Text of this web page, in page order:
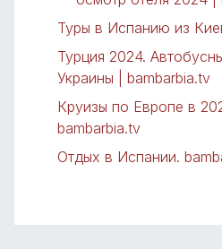
Туры в Испанию из
Турция 2024.
Украины | bambarbia.tv
Круизы по Европе в
bambarbia.tv
Отдых в Испании.